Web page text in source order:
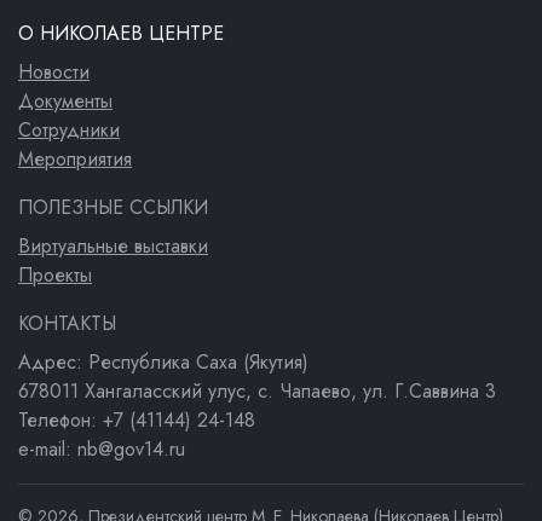
О НИКОЛАЕВ ЦЕНТРЕ
Новости
Документы
Сотрудники
Мероприятия
ПОЛЕЗНЫЕ ССЫЛКИ
Виртуальные выставки
Проекты
КОНТАКТЫ
Адрес: Республика Саха (Якутия)
678011 Хангаласский улус, с. Чапаево, ул. Г.Саввина 3
Телефон: +7 (41144) 24-148
e-mail: nb@gov14.ru
© 2026, Президентский центр М. Е. Николаева (Николаев Центр)